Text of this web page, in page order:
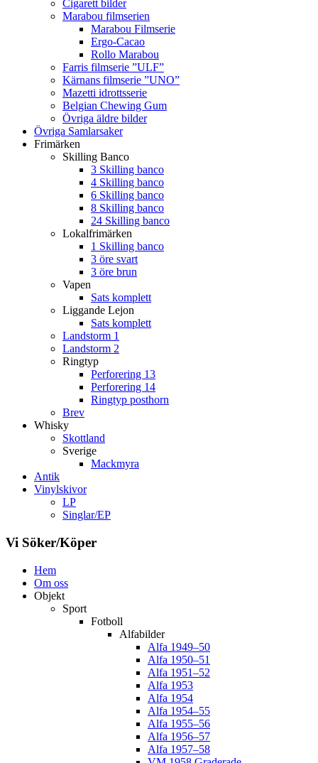
Cigarett bilder
Marabou filmserien
Marabou Filmserie
Ergo-Cacao
Rollo Marabou
Farris filmserie ”ULF”
Kärnans filmserie ”UNO”
Mazetti idrottsserie
Belgian Chewing Gum
Övriga äldre bilder
Övriga Samlarsaker
Frimärken
Skilling Banco
3 Skilling banco
4 Skilling banco
6 Skilling banco
8 Skilling banco
24 Skilling banco
Lokalfrimärken
1 Skilling banco
3 öre svart
3 öre brun
Vapen
Sats komplett
Liggande Lejon
Sats komplett
Landstorm 1
Landstorm 2
Ringtyp
Perforering 13
Perforering 14
Ringtyp posthorn
Brev
Whisky
Skottland
Sverige
Mackmyra
Antik
Vinylskivor
LP
Singlar/EP
Vi Söker/Köper
Hem
Om oss
Objekt
Sport
Fotboll
Alfabilder
Alfa 1949–50
Alfa 1950–51
Alfa 1951–52
Alfa 1953
Alfa 1954
Alfa 1954–55
Alfa 1955–56
Alfa 1956–57
Alfa 1957–58